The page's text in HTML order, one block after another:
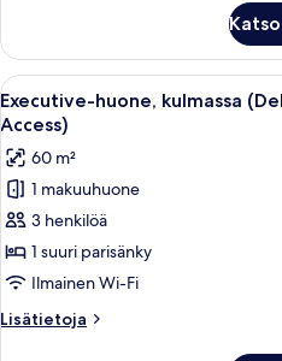
Access)
kuvat
tupakointi
kielletty
(Deluxe
King,
Lounge
Access)
Avaa
kaikki
huonetyypin
Executive-
huone,
kulmassa
(Deluxe
King,
with
Lounge
25
Executive-huone, kulmassa
Access)
60 m²
1 makuuhuone
3 henkilöä
1 suuri parisänky
Ilmainen Wi-Fi
Lisätietoja
Lisätietoja